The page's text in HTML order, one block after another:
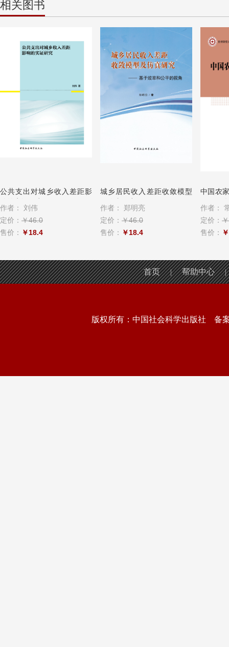
相关图书
公共支出对城乡收入差距影
作者：
刘伟
定价： ￥46.0
售价： ￥18.4
城乡居民收入差距收敛模型
作者：
郑明亮
定价： ￥46.0
售价： ￥18.4
中国农
作者：
定价：
售价：
首页 | 帮助中心 |
版权所有：中国社会科学出版社 备